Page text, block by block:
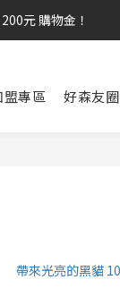
元 購物金！
盟專區 好森友圈